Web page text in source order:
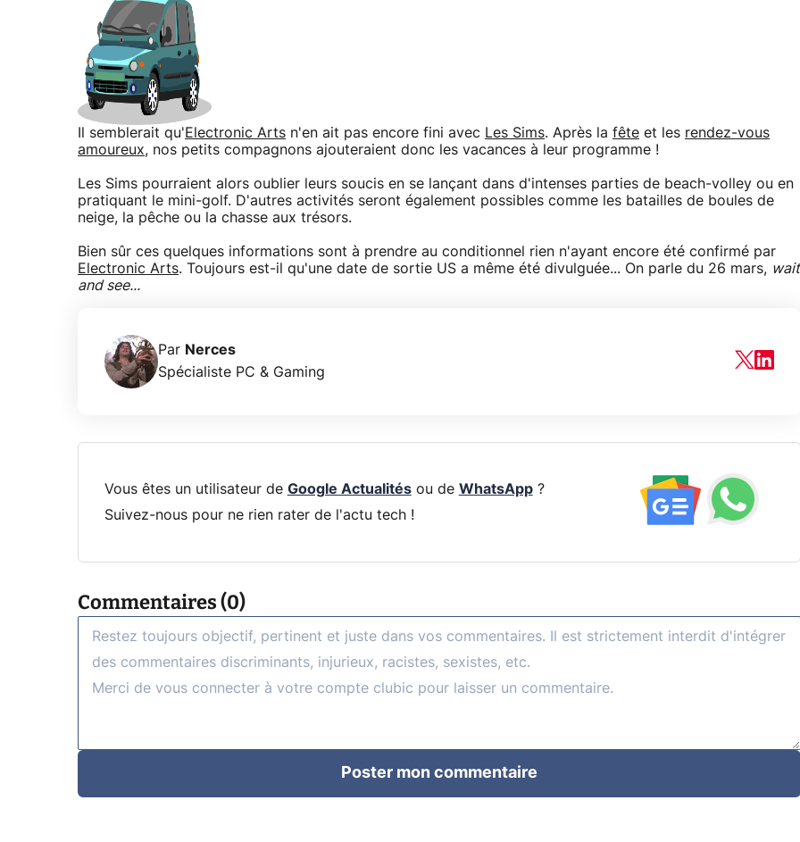
Il semblerait qu'Electronic Arts n'en ait pas encore fini avec Les Sims. Après la fête et les rendez-vous
amoureux, nos petits compagnons ajouteraient donc les vacances à leur programme !
Les Sims pourraient alors oublier leurs soucis en se lançant dans d'intenses parties de beach-volley ou en
pratiquant le mini-golf. D'autres activités seront également possibles comme les batailles de boules de
neige, la pêche ou la chasse aux trésors.
Bien sûr ces quelques informations sont à prendre au conditionnel rien n'ayant encore été confirmé par
Electronic Arts. Toujours est-il qu'une date de sortie US a même été divulguée... On parle du 26 mars, wait
and see...
Par Nerces
Spécialiste PC & Gaming
Vous êtes un utilisateur de Google Actualitésou de WhatsApp?
Suivez-nous pour ne rien rater de l'actu tech !
Commentaires (0)
Poster mon commentaire